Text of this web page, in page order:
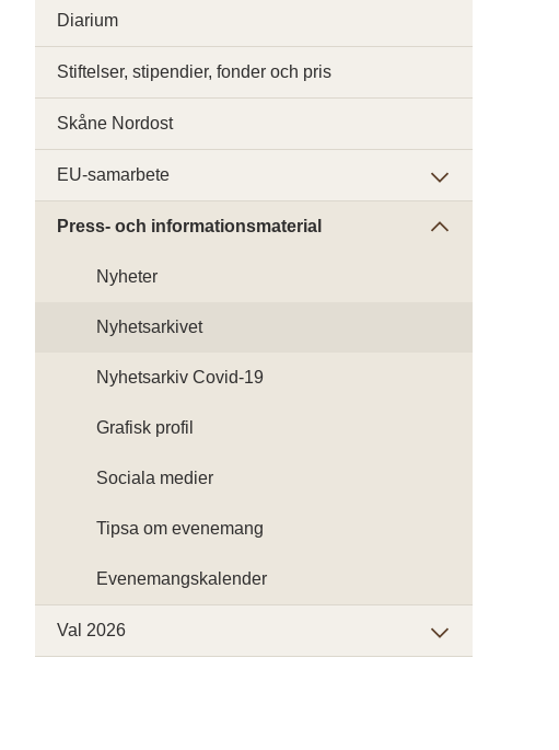
Diarium
Stiftelser, stipendier, fonder och pris
Skåne Nordost
EU-samarbete
Press- och informationsmaterial
Nyheter
Nyhetsarkivet
Nyhetsarkiv Covid-19
Grafisk profil
Sociala medier
Tipsa om evenemang
Evenemangskalender
Val 2026